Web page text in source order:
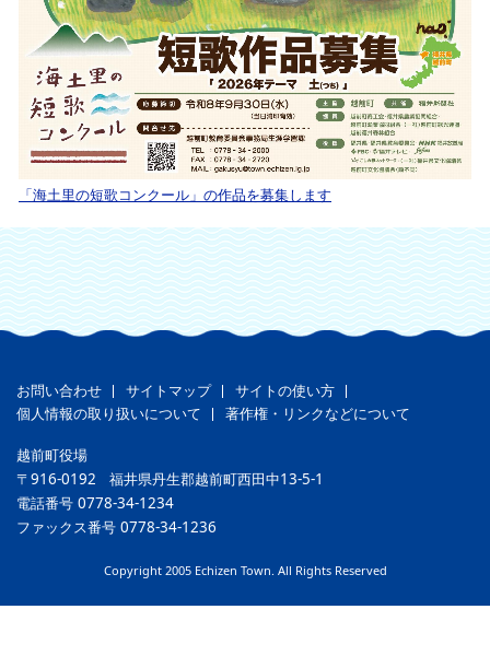
「海土里の短歌コンクール」の作品を募集します
お問い合わせ サイトマップ
サイトの使い方
個人情報の取り扱いについて
著作権・リンクなどについて
越前町役場
〒916-0192
福井県丹生郡越前町西田中13-5-1
電話番号 0778-34-1234
ファックス番号 0778-34-1236
Copyright 2005 Echizen Town. All Rights Reserved